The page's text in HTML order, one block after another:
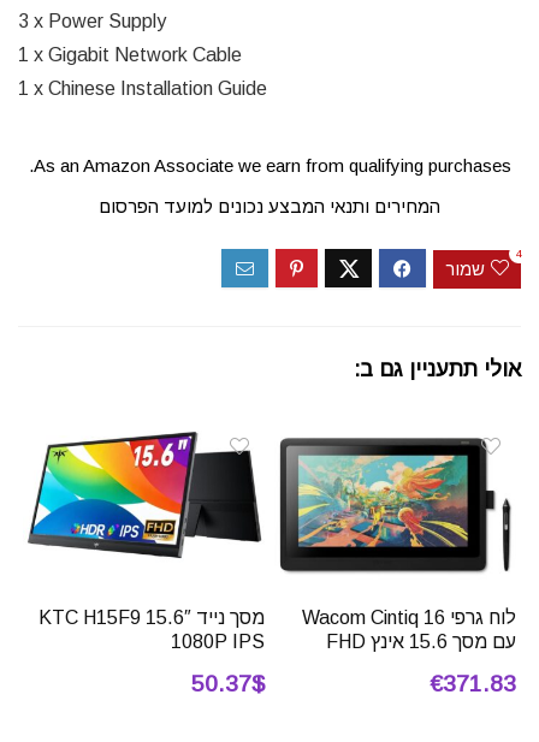
3 x Power Supply
1 x Gigabit Network Cable
1 x Chinese Installation Guide
As an Amazon Associate we earn from qualifying purchases.
המחירים ותנאי המבצע נכונים למועד הפרסום
שמור
4
אולי תתעניין גם ב:
לוח גרפי Wacom Cintiq 16
עם מסך 15.6 אינץ FHD
€371.83
מסך נייד 15.6″ KTC H15F9
1080P IPS
50.37$